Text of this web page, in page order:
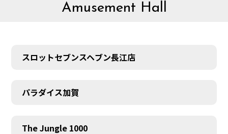
Amusement Hall
スロットセブンスヘブン長江店
パラダイス加賀
The Jungle 1000